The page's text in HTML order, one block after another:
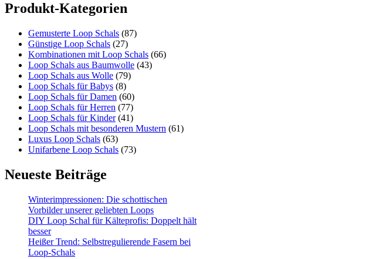
Produkt-Kategorien
Gemusterte Loop Schals (87)
Günstige Loop Schals (27)
Kombinationen mit Loop Schals (66)
Loop Schals aus Baumwolle (43)
Loop Schals aus Wolle (79)
Loop Schals für Babys (8)
Loop Schals für Damen (60)
Loop Schals für Herren (77)
Loop Schals für Kinder (41)
Loop Schals mit besonderen Mustern (61)
Luxus Loop Schals (63)
Unifarbene Loop Schals (73)
Neueste Beiträge
Winterimpressionen: Die schottischen
Vorbilder unserer geliebten Loops
DIY Loop Schal für Kälteprofis: Doppelt hält
besser
Heißer Trend: Selbstregulierende Fasern bei
Loop-Schals